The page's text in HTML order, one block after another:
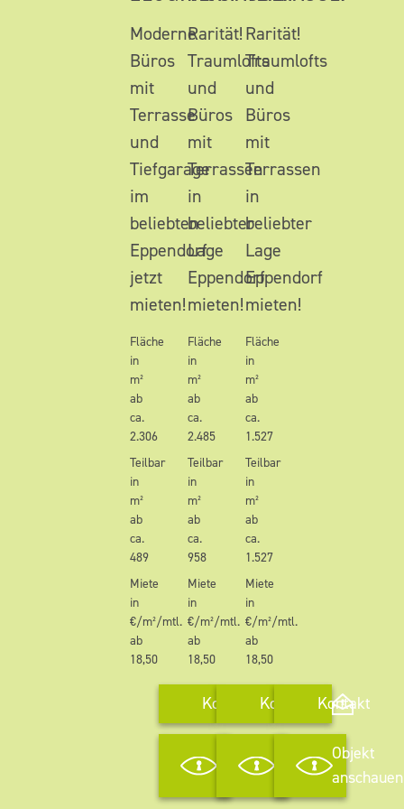
Moderne
Büros
mit
Terrasse
und
Tiefgarage
im
beliebten
Eppendorf
jetzt
mieten!
Fläche
in
m²
ab
ca.
2.306
Teilbar
in
m²
ab
ca.
489
Miete
in
€/m²/mtl.
ab
18,50
Kontakt
Objekt
anschauen
Rarität!
Traumlofts
und
Büros
mit
Terrassen
in
beliebter
Lage
Eppendorf
mieten!
Fläche
in
m²
ab
ca.
2.485
Teilbar
in
m²
ab
ca.
958
Miete
in
€/m²/mtl.
ab
18,50
Kontakt
Objekt
anschauen
Rarität!
Traumlofts
und
Büros
mit
Terrassen
in
beliebter
Lage
Eppendorf
mieten!
Fläche
in
m²
ab
ca.
1.527
Teilbar
in
m²
ab
ca.
1.527
Miete
in
€/m²/mtl.
ab
18,50
Kontakt
Objekt
anschauen